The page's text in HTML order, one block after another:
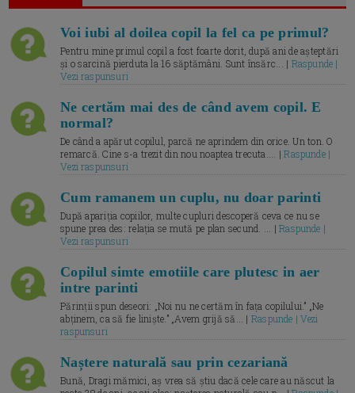
Voi iubi al doilea copil la fel ca pe primul?
Pentru mine primul copil a fost foarte dorit, după ani de așteptări
și o sarcină pierduta la 16 săptămâni. Sunt însărc... | Raspunde |
Vezi raspunsuri
Ne certăm mai des de când avem copil. E
normal?
De când a apărut copilul, parcă ne aprindem din orice. Un ton. O
remarcă. Cine s-a trezit din nou noaptea trecuta.... |Raspunde |
Vezi raspunsuri
Cum ramanem un cuplu, nu doar parinti
După apariția copiilor, multe cupluri descoperă ceva ce nu se
spune prea des: relația se mută pe plan secund. ... |Raspunde |
Vezi raspunsuri
Copilul simte emotiile care plutesc in aer
intre parinti
Părinții spun deseori: „Noi nu ne certăm în fața copilului.” „Ne
abținem, ca să fie liniște.” „Avem grijă să... | Raspunde | Vezi
raspunsuri
Naștere naturală sau prin cezariană
Bună, Dragi mămici, aș vrea să știu dacă cele care au născut la